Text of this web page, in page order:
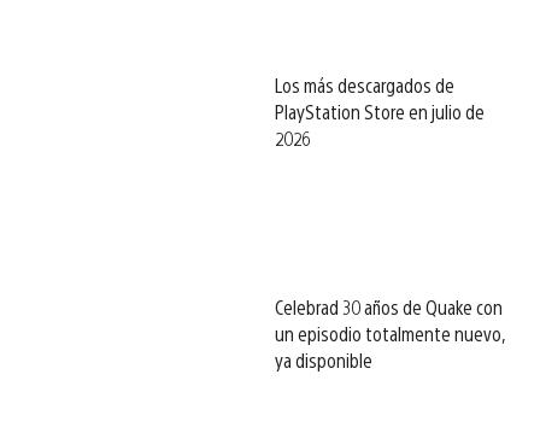
Los más descargados de
PlayStation Store en julio de
2026
Celebrad 30 años de Quake con
un episodio totalmente nuevo,
ya disponible